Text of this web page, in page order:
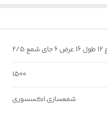
2/5
1500
شمعسازی.اکسسوری